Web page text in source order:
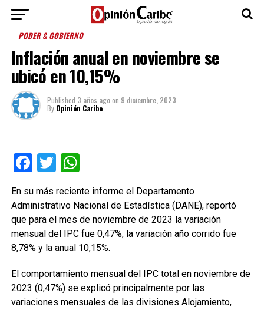
PODER & GOBIERNO
Inflación anual en noviembre se
ubicó en 10,15%
Published 3 años agoon 9 diciembre, 2023
By Opinión Caribe
Facebook
TwitterWhatsApp
En su más reciente informe el Departamento
Administrativo Nacional de Estadística (DANE), reportó
que para el mes de noviembre de 2023 la variación
mensual del IPC fue 0,47%, la variación año corrido fue
8,78% y la anual 10,15%.
El comportamiento mensual del IPC total en noviembre de
2023 (0,47%) se explicó principalmente por las
variaciones mensuales de las divisiones Alojamiento,